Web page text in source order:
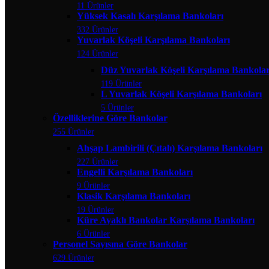
11 Ürünler
Yüksek Kasalı Karşılama Bankoları
332 Ürünler
Yuvarlak Köşeli Karşılama Bankoları
124 Ürünler
Düz Yuvarlak Köşeli Karşılama
119 Ürünler
L Yuvarlak Köşeli Karşılama Bankoları
5 Ürünler
Özelliklerine Göre Bankolar
255 Ürünler
Ahşap Lambirili (Çıtalı) Karşılama Bankoları
227 Ürünler
Engelli Karşılama Bankoları
9 Ürünler
Klasik Karşılama Bankoları
19 Ürünler
Küre Ayaklı Bankolar Karşılama Bankoları
6 Ürünler
Personel Sayısına Göre Bankolar
629 Ürünler